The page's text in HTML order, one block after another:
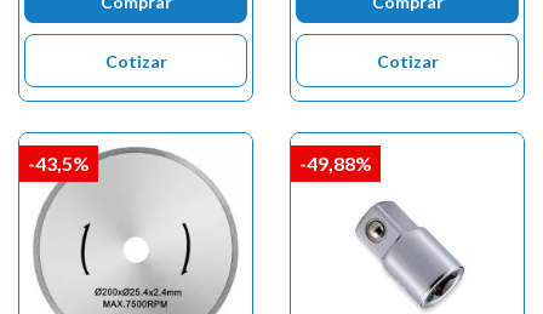
Cotizar Cotizar
-43,5% -49,88%